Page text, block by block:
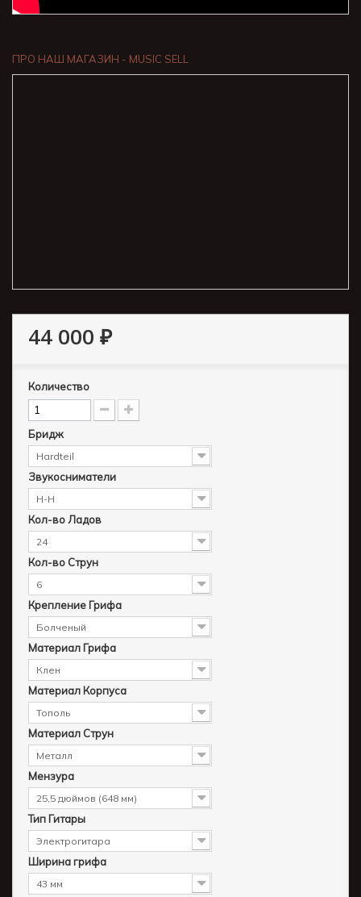
ПРО НАШ МАГАЗИН - MUSIC SELL
44 000 ₽
Количество
Бридж
Hardteil
Звукосниматели
H-H
Кол-во Ладов
24
Кол-во Струн
6
Крепление Грифа
Болченый
Материал Грифа
Клен
Материал Корпуса
Тополь
Материал Струн
Металл
Мензура
25,5 дюймов (648 мм)
Тип Гитары
Электрогитара
Ширина грифа
43 мм